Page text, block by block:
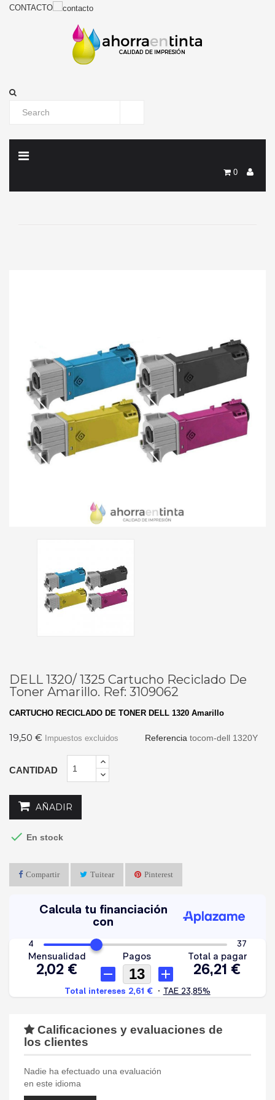
CONTACTO
0
DELL 1320/ 1325 Cartucho Reciclado De
Toner Amarillo. Ref: 3109062
CARTUCHO RECICLADO DE TONER DELL 1320 Amarillo
Referencia tocom-dell 1320Y
19,50 € Impuestos excluidos
CANTIDAD
AÑADIR
 En stock
Compartir Tuitear Pinterest
Calificaciones y evaluaciones de
los clientes
Nadie ha efectuado una evaluación
en este idioma